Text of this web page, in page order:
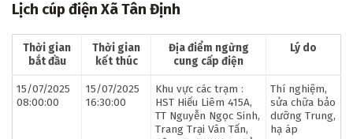
Lịch cúp điện Xã Tân Định
Thời gian
bắt đầu
Thời gian
kết thúc
Địa điểm ngừng
cung cấp điện
Lý do
15/07/2025
08:00:00
15/07/2025
16:30:00
Khu vực các trạm :
HST Hiếu Liêm 415A,
TT Nguyễn Ngọc Sinh,
Trang Trại Vân Tấn,
Thí nghiệm,
sửa chữa bảo
dưỡng Trung,
hạ áp